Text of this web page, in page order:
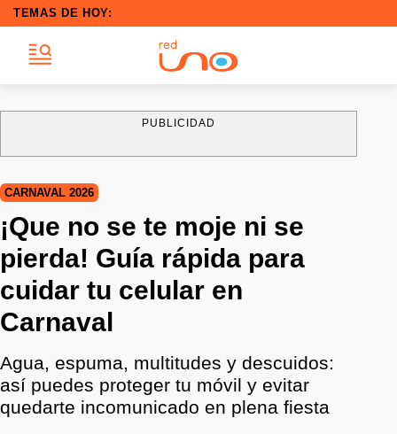
TEMAS DE HOY:
PUBLICIDAD
CARNAVAL 2026
¡Que no se te moje ni se
pierda! Guía rápida para
cuidar tu celular en
Carnaval
Agua, espuma, multitudes y descuidos:
así puedes proteger tu móvil y evitar
quedarte incomunicado en plena fiesta